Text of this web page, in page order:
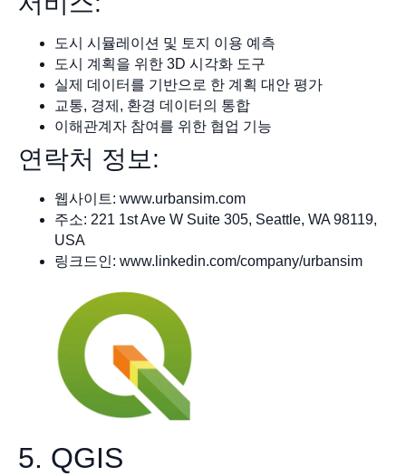
도시 시뮬레이션 및 토지 이용 예측
도시 계획을 위한 3D 시각화 도구
실제 데이터를 기반으로 한 계획 대안 평가
교통, 경제, 환경 데이터의 통합
이해관계자 참여를 위한 협업 기능
연락처 정보:
웹사이트: www.urbansim.com
주소: 221 1st Ave W Suite 305, Seattle, WA 98119,
USA
링크드인: www.linkedin.com/company/urbansim
5. QGIS